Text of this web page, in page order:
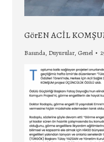
GörEN ACİL
Basında, Duyurular, Genel